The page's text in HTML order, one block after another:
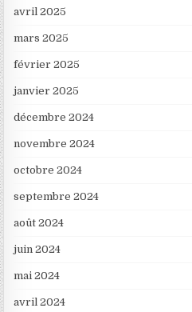
avril 2025
mars 2025
février 2025
janvier 2025
décembre 2024
novembre 2024
octobre 2024
septembre 2024
août 2024
juin 2024
mai 2024
avril 2024